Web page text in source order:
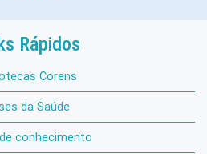
Rápidos
Corens
da Saúde
conhecimento